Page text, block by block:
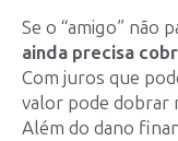
Se o “amigo” não
ainda precisa
Com juros que
valor pode dobrar
Além do dano